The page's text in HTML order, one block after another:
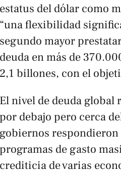
estatus del dólar como
“una flexibilidad
segundo mayor
deuda en más de
2,1 billones, con el
El nivel de deuda global
por debajo pero cerca
gobiernos respondieron
programas de gasto
crediticia de varias